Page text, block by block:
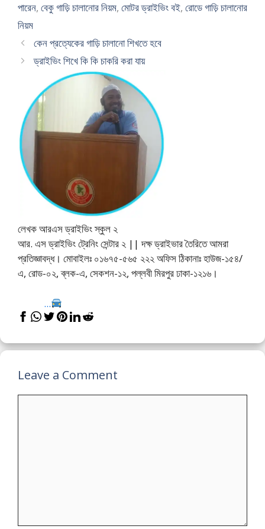
পারেন, বেকু গাড়ি চালানোর নিয়ম, মোটর ড্রাইভিং বই, রোডে গাড়ি চালানোর
নিয়ম
কেন প্রত্যেকের গাড়ি চালানো শিখতে হবে
ড্রাইভিং শিখে কি কি চাকরি করা যায়
লেখক আরএস ড্রাইভিং স্কুল ২
আর. এস ড্রাইভিং ট্রেনিং সেন্টার ২ || দক্ষ ড্রাইভার তৈরিতে আমরা
প্রতিজ্ঞাবদ্ধ। মোবাইলঃ ০১৬৭৫-৫৬৫ ২২২ অফিস ঠিকানাঃ হাউজ-১৫৪/
এ, রোড-০২, ব্লক-এ, সেকশন-১২, পল্লবী মিরপুর ঢাকা-১২১৬।
...
Leave a Comment